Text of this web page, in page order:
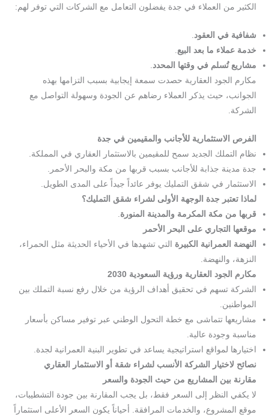
الكثير من العملاء في جدة يفضلون التعامل مع الشركات التي توفر لهم:
شفافية في العقود.
خدمة عملاء ما بعد البيع.
مشاريع تُسلم في وقتها المحدد.
مكارم الجود العقارية حصدت سمعة إيجابية بسبب التزامها بهذه
الجوانب، حيث يذكر العملاء رضاهم عن الجودة وسهولة التواصل مع
الشركة.
الفرص الاستثمارية للأجانب والمقيمين في جدة
نظام التملك الجديد سمح للمقيمين بالاستثمار العقاري في المملكة.
جدة مدينة جذابة للأجانب بسبب قربها من مكة والبحر الأحمر.
الاستثمار في شقق التمليك يوفر عائداً جيداً على المدى الطويل.
لماذا تعتبر جدة الوجهة الأولى لشراء شقق التمليك؟
قربها من مكة المكرمة والمدينة المنورة
موقعها التجاري على البحر الأحمر
النهضة العمرانية الكبيرة التي تشهدها في الأحياء الحديثة مثل الحمراء،
النزهة، والنهضة.
مكارم الجود العقارية ورؤية السعودية 2030
الشركة تسهم في تحقيق أهداف الرؤية من خلال رفع نسبة التملك بين
المواطنين.
مشاريعها تتماشى مع خطة التحول الوطني عبر توفير مساكن بأسعار
مناسبة وجودة عالية.
اختيارها لمواقع استراتيجية يساعد في تطوير البنية العمرانية لجدة.
نصائح لاختيار الشركة الأنسب لشراء شقة أو الاستثمار العقاري
مقارنة بين المشاريع من حيث الجودة والسعر
لا يكفي النظر إلى السعر فقط، بل يجب المقارنة بين جودة التشطيبات،
موقع المشروع، والخدمات المرافقة. أحياناً يكون السعر الأعلى استثماراً